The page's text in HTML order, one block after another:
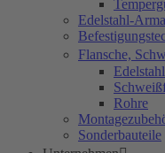
Edelstahl-
Flansche,
Rohre
Sonderbauteile